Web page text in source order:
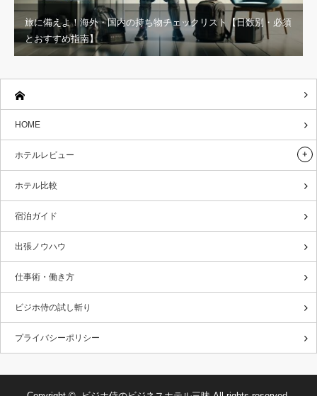
旅に備えよ！海外・国内の持ち物チェックリスト【日数別・必須
とおすすめ指南】
HOME
ホテルレビュー
ホテル比較
宿泊ガイド
出張ノウハウ
仕事術・働き方
ビジホ侍の試し斬り
プライバシーポリシー